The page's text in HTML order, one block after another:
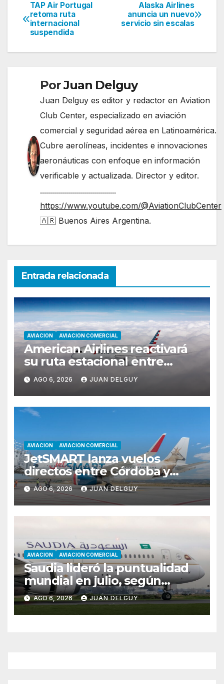
Navegación
de
entradas
Alaska Airlines
anuncia un nuevo
servicio sin escalas
TAP Air Portugal
retoma ruta
internacional
suspendida
PorJuan Delguy
Juan Delguy es editor y redactor en Aviation
Club Center, especializado en aviación
comercial y seguridad aérea en Latinoamérica.
Cubre aerolíneas, incidentes e innovaciones
aeronáuticas con enfoque en información
verificable y actualizada. Director y editor.
......................................
https://www.youtube.com/@AviationClubCenter
🇦🇷 Buenos Aires Argentina.
Entrada relacionada
AVIACION AVIACION COMERCIAL
American Airlines reactivará
su ruta estacional entre
Miami y Montevideo con
vuelos diarios
AGO 6, 2026 JUAN DELGUY
AVIACION AVIACION COMERCIAL
JetSMART lanza vuelos
directos entre Córdoba y
Florianópolis
AGO 6, 2026 JUAN DELGUY
AVIACION AVIACION COMERCIAL
Saudia lideró la puntualidad
mundial en julio, según
Cirium
AGO 6, 2026 JUAN DELGUY